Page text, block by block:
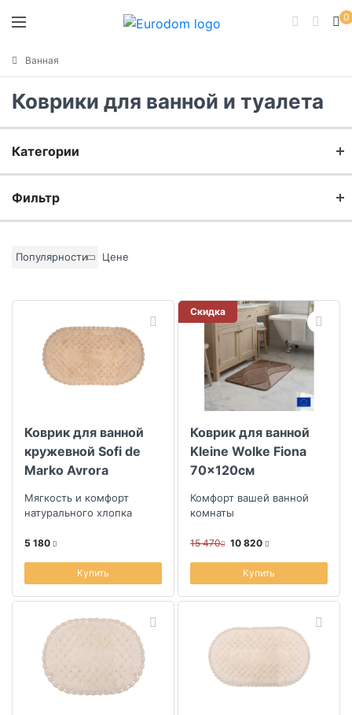
0
Ванная
Коврики для ванной и туалета
Категории
Коврики для ванной
Коврики для туалета
Коврики противоскользящие
Фильтр
Цвет основы
Скидка
Ширина (см)
Популярности Цене
Коврик для ванной
кружевной Sofi de
Marko Avrora
Мягкость и комфорт
натурального хлопка
5 180
Купить
Скидка
Коврик для ванной
Kleine Wolke Fiona
70x120см
Комфорт вашей ванной
комнаты
15 470 10 820
Купить